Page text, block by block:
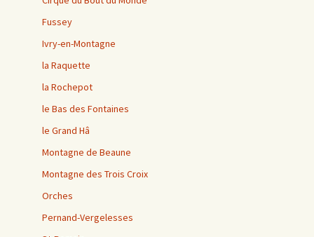
Fussey
Ivry-en-Montagne
la Raquette
la Rochepot
le Bas des Fontaines
le Grand Hâ
Montagne de Beaune
Montagne des Trois Croix
Orches
Pernand-Vergelesses